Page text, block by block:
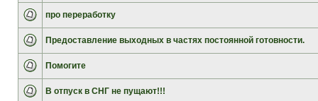
про переработку
Предоставление выходных в частях постоянной готовности.
Помогите
В отпуск в СНГ не пущают!!!